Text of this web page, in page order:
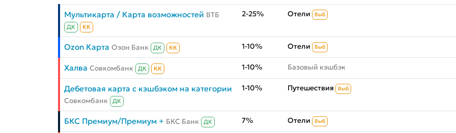
Мультикарта / Карта возможностей ВТБ
ДК КК
2-25% Отели Выб
Ozon Карта Озон Банк ДК КК 1-10% Отели Выб
Халва Совкомбанк ДК КК 1-10% Базовый кэшбэк
Дебетовая карта с кэшбэком на категории
Совкомбанк ДК
1-10% Путешествия Выб
БКС Премиум/Премиум + БКС Банк ДК 7% Отели Выб